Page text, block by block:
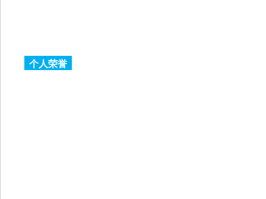
个人荣誉